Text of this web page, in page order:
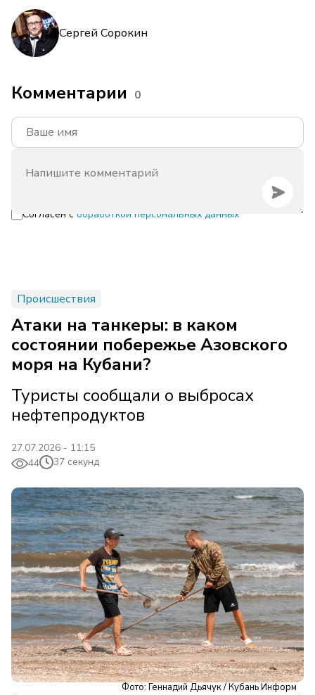
Сергей Сорокин
Комментарии 0
Согласен с обработкой персональных данных
Происшествия
Атаки на танкеры: в каком
состоянии побережье Азовского
моря на Кубани?
Туристы сообщали о выбросах
нефтепродуктов
27.07.2026 - 11:15
44
37 секунд
Фото: Геннадий Дьячук / Кубань Информ